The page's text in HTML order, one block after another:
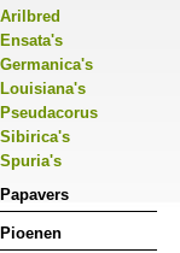
Arilbred
Ensata's
Germanica's
Louisiana's
Pseudacorus
Sibirica's
Spuria's
Papavers
Pioenen